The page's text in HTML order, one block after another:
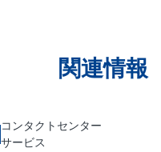
関連情報
コンタクトセンター
サービス